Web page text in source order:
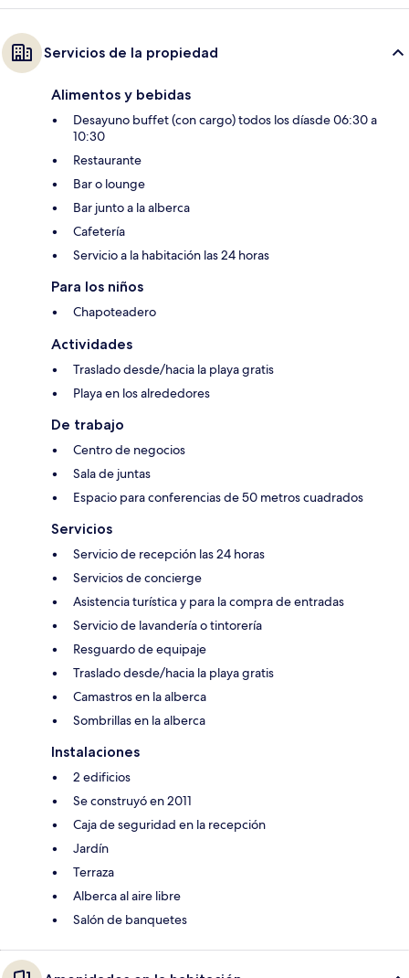
Servicios de la propiedad
Alimentos y bebidas
Desayuno buffet (con cargo) todos los díasde 06:30 a
10:30
Restaurante
Bar o lounge
Bar junto a la alberca
Cafetería
Servicio a la habitación las 24 horas
Para los niños
Chapoteadero
Actividades
Traslado desde/hacia la playa gratis
Playa en los alrededores
De trabajo
Centro de negocios
Sala de juntas
Espacio para conferencias de 50 metros cuadrados
Servicios
Servicio de recepción las 24 horas
Servicios de concierge
Asistencia turística y para la compra de entradas
Servicio de lavandería o tintorería
Resguardo de equipaje
Traslado desde/hacia la playa gratis
Camastros en la alberca
Sombrillas en la alberca
Instalaciones
2 edificios
Se construyó en 2011
Caja de seguridad en la recepción
Jardín
Terraza
Alberca al aire libre
Salón de banquetes